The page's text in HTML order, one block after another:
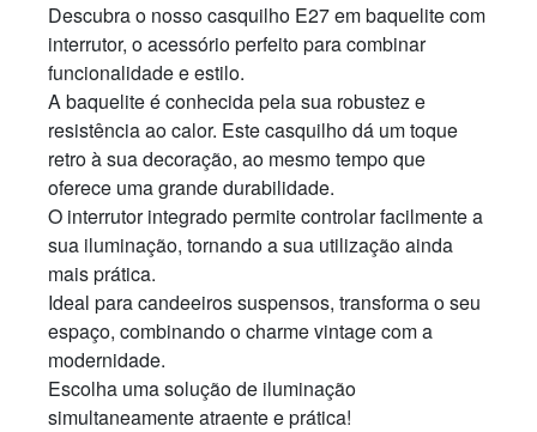
Descubra o nosso casquilho E27 em baquelite com
interrutor, o acessório perfeito para combinar
funcionalidade e estilo.
A baquelite é conhecida pela sua robustez e
resistência ao calor. Este casquilho dá um toque
retro à sua decoração, ao mesmo tempo que
oferece uma grande durabilidade.
O interrutor integrado permite controlar facilmente a
sua iluminação, tornando a sua utilização ainda
mais prática.
Ideal para candeeiros suspensos, transforma o seu
espaço, combinando o charme vintage com a
modernidade.
Escolha uma solução de iluminação
simultaneamente atraente e prática!